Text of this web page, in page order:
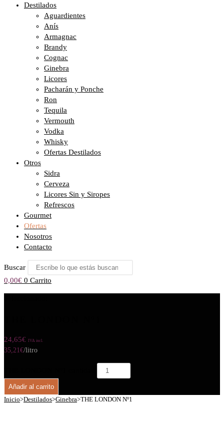
Destilados
Aguardientes
Anís
Armagnac
Brandy
Cognac
Ginebra
Licores
Pacharán y Ponche
Ron
Tequila
Vermouth
Vodka
Whisky
Ofertas Destilados
Otros
Sidra
Cerveza
Licores Sin y Siropes
Refrescos
Gourmet
Ofertas
Nosotros
Contacto
Buscar
0,00€ 0 Carrito
24,65€ IVA incl.
35,21€/litro
Añadir al carrito
Inicio>Destilados>Ginebra>THE LONDON Nº1